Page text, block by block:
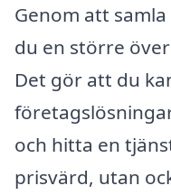
Genom att
du en större
Det gör att du
och hitta en
prisvärd, utan